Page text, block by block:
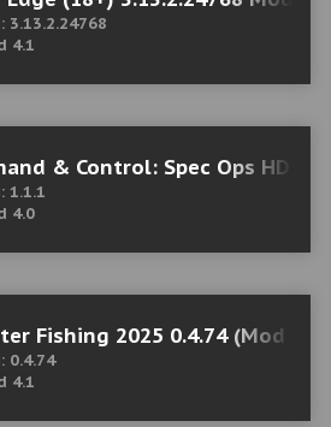
3.13.2.24768
4.1
& Control: Spec Ops HD
1.1.1
4.0
Fishing 2025 0.4.74 (Mod
0.4.74
4.1